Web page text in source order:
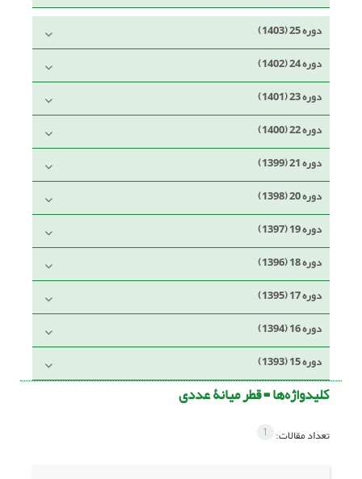
دوره 25 (1403)
دوره 24 (1402)
دوره 23 (1401)
دوره 22 (1400)
دوره 21 (1399)
دوره 20 (1398)
دوره 19 (1397)
دوره 18 (1396)
دوره 17 (1395)
دوره 16 (1394)
دوره 15 (1393)
کلیدواژه‌ها =قطر میانۀ عددی
تعداد مقالات: 1